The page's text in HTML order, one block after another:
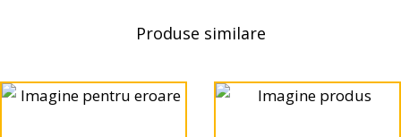
Produse similare